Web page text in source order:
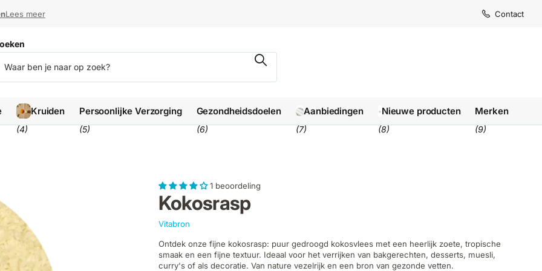
Lees meer Contact
Kruiden
(4)
Persoonlijke Verzorging
(5)
Gezondheidsdoelen
(6)
Aanbiedingen
(7)
Nieuwe producten
(8)
Merken
(9)
1 beoordeling
Kokosrasp
Vitabron
Ontdek onze fijne kokosrasp: puur gedroogd kokosvlees met een heerlijk zoete, tropische
smaak en een fijne textuur. Ideaal voor het verrijken van bakgerechten, desserts, muesli,
curry's of als decoratie. Van nature vezelrijk en een bron van gezonde vetten.